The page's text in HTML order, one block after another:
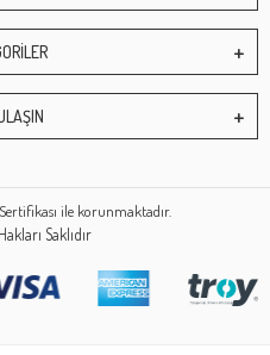
ile korunmaktadır.
Saklıdır